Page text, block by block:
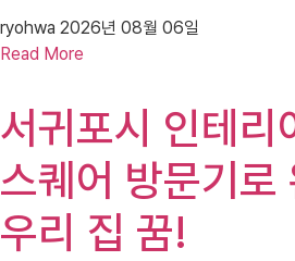
ryohwa 2026년 08월 06일
Read More
서귀포시 인테리
스퀘어 방문기로
우리 집 꿈!